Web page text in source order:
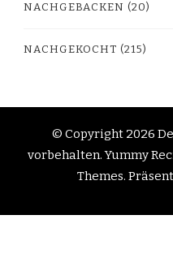
NACHGEBACKEN (20)
NACHGEKOCHT (215)
© Copyright 2026
vorbehalten.Yummy
Themes.